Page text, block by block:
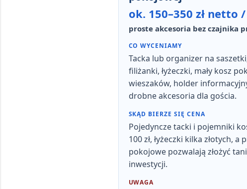
ok. 150–350 zł netto
proste akcesoria bez czajnika
CO WYCENIAMY
Tacka lub organizer na
filiżanki, łyżeczki, mały kosz
wieszaków, holder
drobne akcesoria dla gościa.
SKĄD BIERZE SIĘ CENA
Pojedyncze tacki i pojemniki
100 zł, łyżeczki kilka złotych,
pokojowe pozwalają złożyć
inwestycji.
UWAGA